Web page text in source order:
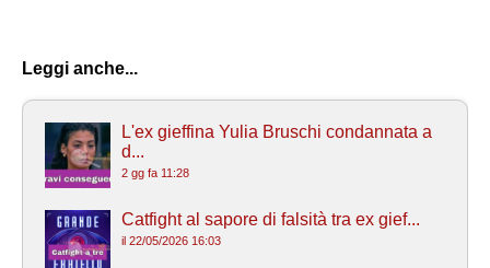
Leggi anche...
L'ex gieffina Yulia Bruschi condannata a
d...
2 gg fa 11:28
Catfight al sapore di falsità tra ex gief...
il 22/05/2026 16:03